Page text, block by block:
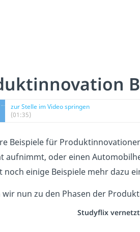
zur Stelle im Video springen
(01:35)
Beispiele für
aufnimmt, oder einen
noch einige Beispiele mehr dazu
wir nun zu den Phasen der
Studyflix